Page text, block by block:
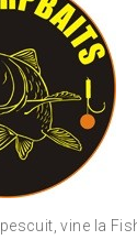
vine la